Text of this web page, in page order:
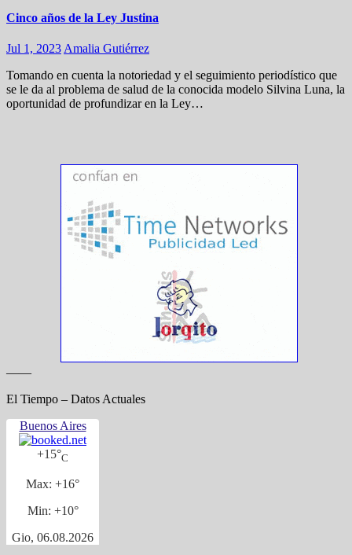
Cinco años de la Ley Justina
Jul 1, 2023 Amalia Gutiérrez
Tomando en cuenta la notoriedad y el seguimiento periodístico que
se le da al problema de salud de la conocida modelo Silvina Luna, la
oportunidad de profundizar en la Ley…
——
El Tiempo – Datos Actuales
Buenos Aires
+15°C
Max: +16°
Min: +10°
Gio, 06.08.2026